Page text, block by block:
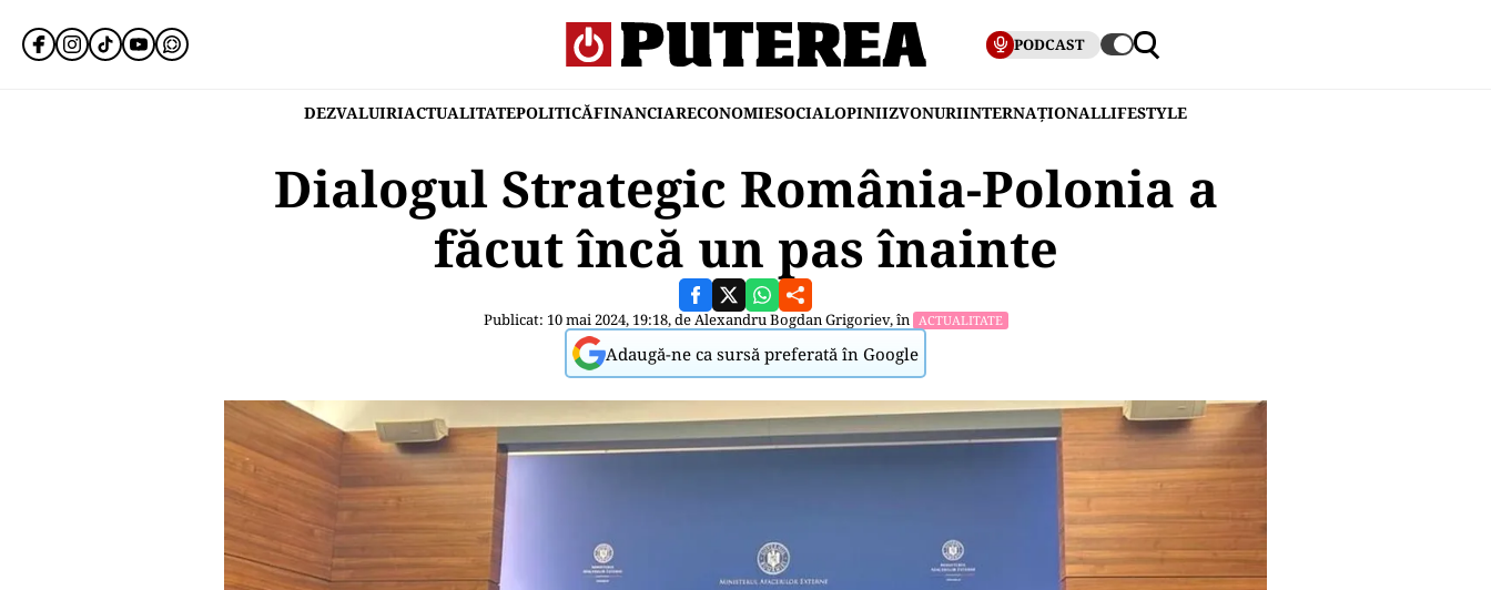
PODCAST
DEZVALUIRIACTUALITATEPOLITICĂFINANCIARECONOMIESOCIALOPINIIZVONURIINTERNAȚIONALLIFESTYLE
Dialogul Strategic România-Polonia a
făcut încă un pas înainte
Publicat: 10 mai 2024, 19:18, deAlexandru Bogdan Grigoriev, în ACTUALITATE
Adaugă-ne ca sursă preferată în Google